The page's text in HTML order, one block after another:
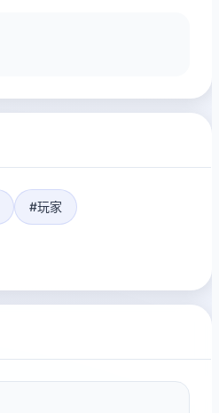
#玩家